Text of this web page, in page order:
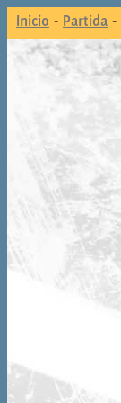
Inicio - Partida -